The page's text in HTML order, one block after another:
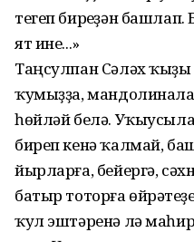
тегеп биреүҙән
ят ине...»
Таңсулпан Сәләх
ҡумыҙҙа,
һөйләй белә.
биреп кенә ҡалмай,
йырларға, бейергә,
батыр тоторға
ҡул эштәренә лә